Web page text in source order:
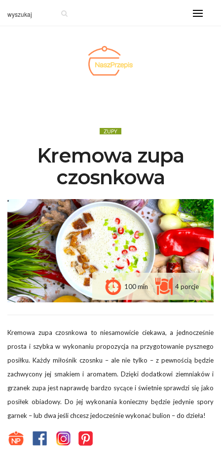
ZUPY
Kremowa zupa
czosnkowa
Kremowa zupa czosnkowa to niesamowicie ciekawa, a jednocześnie
prosta i szybka w wykonaniu propozycja na przygotowanie pysznego
posiłku. Każdy miłośnik czosnku – ale nie tylko – z pewnością będzie
zachwycony jej smakiem i aromatem. Dzięki dodatkowi ziemniaków i
grzanek zupa jest naprawdę bardzo sycące i świetnie sprawdzi się jako
posiłek obiadowy. Do jej wykonania konieczny będzie jedynie spory
garnek – lub dwa jeśli chcesz jedocześnie wykonać bulion – do dzieła!
100 min 4 porcje